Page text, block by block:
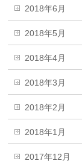
2018年6月
2018年5月
2018年4月
2018年3月
2018年2月
2018年1月
2017年12月